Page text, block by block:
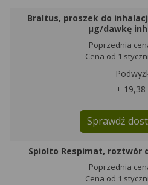
Braltus, proszek do
µg/dawkę
Poprzednia
Cena od 1
+ 19,38
Sprawdź
Spiolto Respimat, roztwór
Poprzednia
Cena od 1